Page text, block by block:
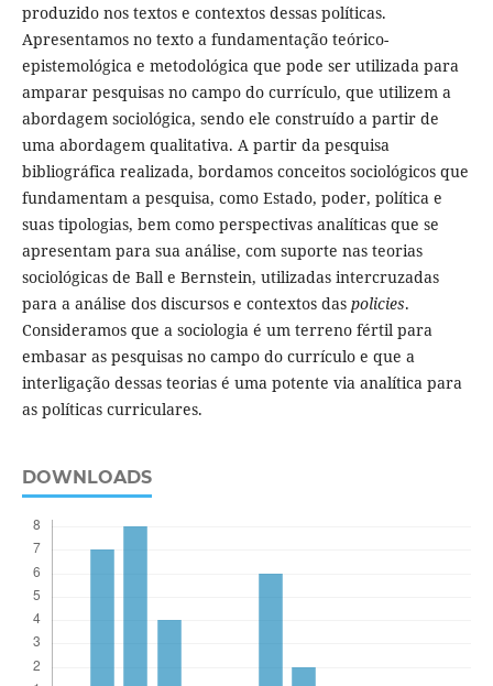
produzido nos textos e contextos dessas políticas.
Apresentamos no texto a fundamentação teórico-
epistemológica e metodológica que pode ser utilizada para
amparar pesquisas no campo do currículo, que utilizem a
abordagem sociológica, sendo ele construído a partir de
uma abordagem qualitativa. A partir da pesquisa
bibliográfica realizada, bordamos conceitos sociológicos que
fundamentam a pesquisa, como Estado, poder, política e
suas tipologias, bem como perspectivas analíticas que se
apresentam para sua análise, com suporte nas teorias
sociológicas de Ball e Bernstein, utilizadas intercruzadas
para a análise dos discursos e contextos das policies.
Consideramos que a sociologia é um terreno fértil para
embasar as pesquisas no campo do currículo e que a
interligação dessas teorias é uma potente via analítica para
as políticas curriculares.
DOWNLOADS